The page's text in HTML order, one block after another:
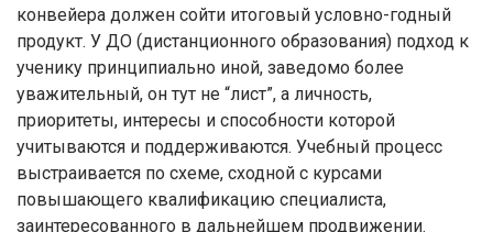
конвейера должен сойти итоговый условно-годный
продукт. У ДО (дистанционного образования) подход к
ученику принципиально иной, заведомо более
уважительный, он тут не “лист”, а личность,
приоритеты, интересы и способности которой
учитываются и поддерживаются. Учебный процесс
выстраивается по схеме, сходной с курсами
повышающего квалификацию специалиста,
заинтересованного в дальнейшем продвижении.